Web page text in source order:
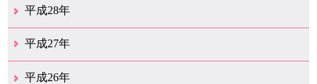
12月（22）
11月（11）
10月（22）
9月（31）
8月（20）
7月（26）
6月（6）
5月（13）
4月（10）
3月（10）
2月（5）
1月（6）
平成28年
12月（15）
11月（12）
10月（12）
9月（21）
8月（11）
7月（18）
6月（16）
5月（27）
4月（49）
3月（37）
2月（12）
1月（9）
平成27年
12月（23）
11月（12）
10月（11）
9月（15）
8月（4）
7月（11）
6月（20）
5月（14）
4月（27）
3月（30）
2月（18）
1月（11）
平成26年